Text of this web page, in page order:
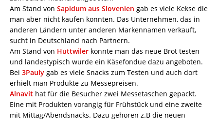
Am Stand von Sapidum aus Slovenien gab es viele Kekse die
man aber nicht kaufen konnten. Das Unternehmen, das in
anderen Ländern unter anderen Markennamen verkauft,
sucht in Deutschland nach Partnern.
Am Stand von Huttwiler konnte man das neue Brot testen
und landestypisch wurde ein Käsefondue dazu angeboten.
Bei 3Pauly gab es viele Snacks zum Testen und auch dort
erhielt man Produkte zu Messepreisen.
Alnavit hat für die Besucher zwei Messetaschen gepackt.
Eine mit Produkten vorangig für Frühstück und eine zweite
mit Mittag/Abendsnacks. Dazu gehören z.B die neuen